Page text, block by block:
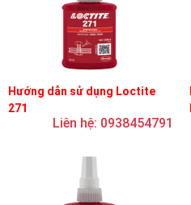
Hướng dẫn sử dụng Loctite
271
Liên hệ: 0938454791